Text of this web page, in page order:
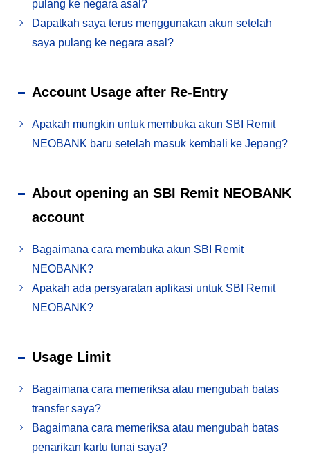
pulang ke negara asal?
Dapatkah saya terus menggunakan akun setelah
saya pulang ke negara asal?
Account Usage after Re-Entry
Apakah mungkin untuk membuka akun SBI Remit
NEOBANK baru setelah masuk kembali ke Jepang?
About opening an SBI Remit NEOBANK
account
Bagaimana cara membuka akun SBI Remit
NEOBANK?
Apakah ada persyaratan aplikasi untuk SBI Remit
NEOBANK?
Usage Limit
Bagaimana cara memeriksa atau mengubah batas
transfer saya?
Bagaimana cara memeriksa atau mengubah batas
penarikan kartu tunai saya?